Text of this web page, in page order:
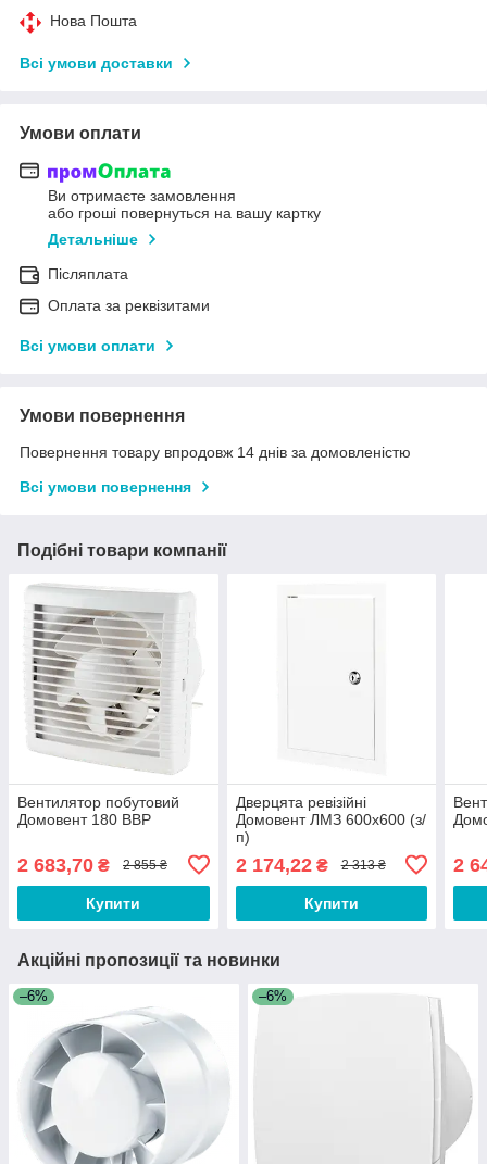
Нова Пошта
Всі умови доставки
Умови оплати
Ви отримаєте замовлення
або гроші повернуться на вашу картку
Детальніше
Післяплата
Оплата за реквізитами
Всі умови оплати
Умови повернення
Повернення товару впродовж 14 днів за домовленістю
Всі умови повернення
Подібні товари компанії
Вентилятор побутовий
Домовент 180 ВВР
2 683,70 ₴ 2 855 ₴
Купити
Дверцята ревізійні
Домовент ЛМЗ 600х600 (з/
п)
2 174,22₴ 2 313 ₴
Купити
2
Акційні пропозиції та новинки
–6% –6%